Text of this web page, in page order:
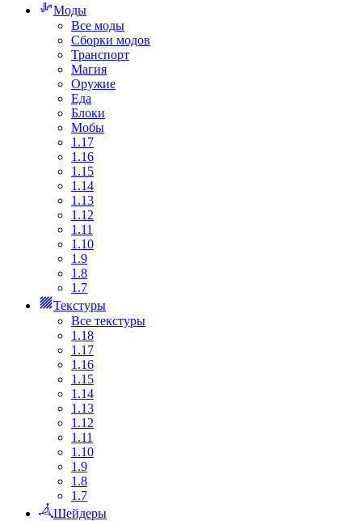
Моды
Все моды
Сборки модов
Транспорт
Магия
Оружие
Еда
Блоки
Мобы
1.17
1.16
1.15
1.14
1.13
1.12
1.11
1.10
1.9
1.8
1.7
Текстуры
Все текстуры
1.18
1.17
1.16
1.15
1.14
1.13
1.12
1.11
1.10
1.9
1.8
1.7
Шейдеры